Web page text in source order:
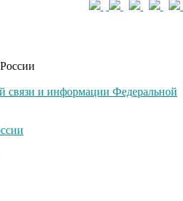
связи и информации Федеральной